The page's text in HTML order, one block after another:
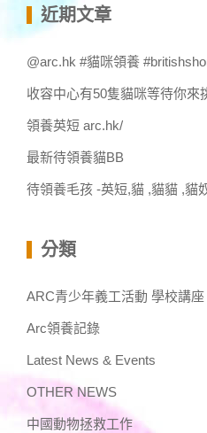
鍵
字:
近期文章
@arc.hk #貓咪領養
收容中心有50隻貓咪等待你來
領養英短 arc.hk/
最新待領養貓BB
待領養毛孩 -英短,貓 ,貓貓 ,貓
分類
ARC青少年義工活動 學校講座
Arc領養記錄
Latest News & Events
OTHER NEWS
中國動物拯救工作